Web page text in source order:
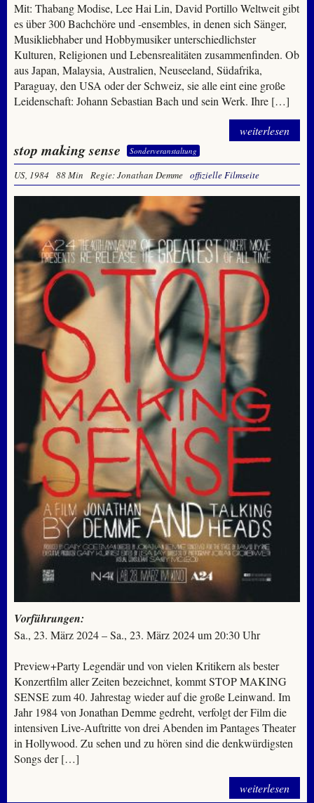
Mit: Thabang Modise, Lee Hai Lin, David Portillo Weltweit gibt
es über 300 Bachchöre und -ensembles, in denen sich Sänger,
Musikliebhaber und Hobbymusiker unterschiedlichster
Kulturen, Religionen und Lebensrealitäten zusammenfinden. Ob
aus Japan, Malaysia, Australien, Neuseeland, Südafrika,
Paraguay, den USA oder der Schweiz, sie alle eint eine große
Leidenschaft: Johann Sebastian Bach und sein Werk. Ihre […]
weiterlesen
stop making sense Sonderveranstaltung
US, 1984 88 Min Regie: Jonathan Demme offizielle Filmseite
Vorführungen:
Sa., 23. März 2024 – Sa., 23. März 2024 um 20:30 Uhr
Preview+Party Legendär und von vielen Kritikern als bester
Konzertfilm aller Zeiten bezeichnet, kommt STOP MAKING
SENSE zum 40. Jahrestag wieder auf die große Leinwand. Im
Jahr 1984 von Jonathan Demme gedreht, verfolgt der Film die
intensiven Live-Auftritte von drei Abenden im Pantages Theater
in Hollywood. Zu sehen und zu hören sind die denkwürdigsten
Songs der […]
weiterlesen